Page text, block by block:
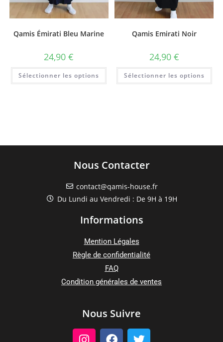
Qamis Émirati Bleu Marine
24,90€
Sélectionner les options
Qamis Emirati Noir
24,90 €
Sélectionner les options
Nous Contacter
contact@qamis-house.fr
Du Lundi au Vendredi : De 9H à 19H
Informations
Mention Légales
Règle de confidentialité
FAQ
Condition générales de ventes
Nous Suivre